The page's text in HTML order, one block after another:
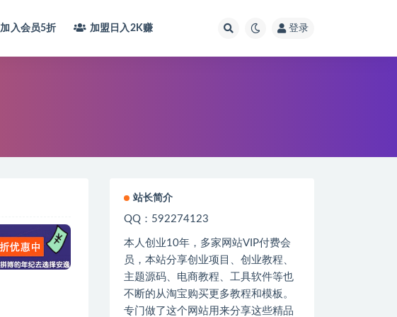
加入会员5折 加盟日入2K赚 登录
站长简介
QQ：592274123
本人创业10年，多家网站VIP付费会
员，本站分享创业项目、创业教程、
主题源码、电商教程、工具软件等也
不断的从淘宝购买更多教程和模板。
专门做了这个网站用来分享这些精品